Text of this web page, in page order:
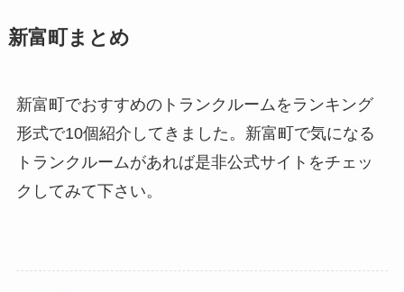
新富町まとめ
新富町でおすすめのトランクルームをランキング
形式で10個紹介してきました。新富町で気になる
トランクルームがあれば是非公式サイトをチェッ
クしてみて下さい。